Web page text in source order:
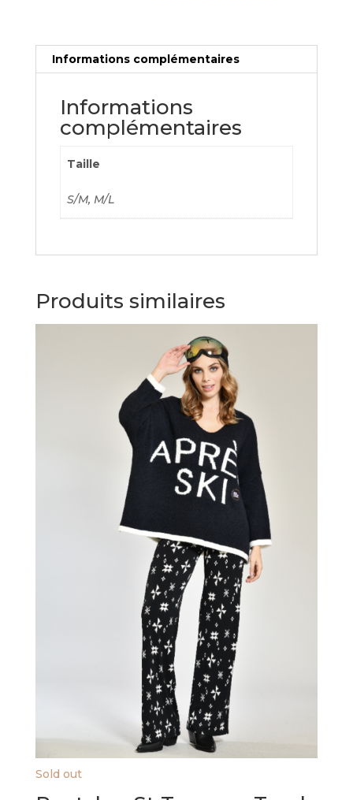
Informations complémentaires
Informations
complémentaires
Taille
S/M, M/L
Produits similaires
Sold out